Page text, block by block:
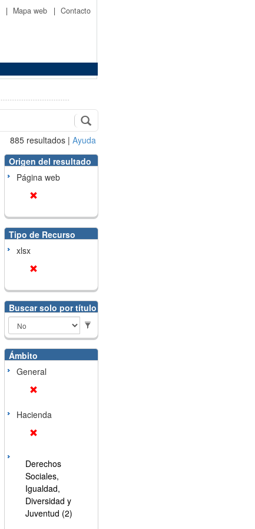
| Mapa web | Contacto
885 resultados | Ayuda
Origen del resultado
Página web
Tipo de Recurso
xlsx
Buscar solo por título
Ámbito
General
Hacienda
Derechos
Sociales,
Igualdad,
Diversidad y
Juventud (2)